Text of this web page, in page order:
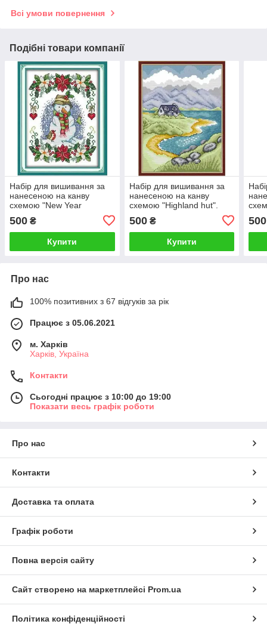
Всі умови повернення
Подібні товари компанії
Набір для вишивання за
нанесеною на канву
схемою "New Year
printed, 21*29 см
500 ₴
Купити
Набір для вишивання за
нанесеною на канву
схемою "Highland hut".
AIDA 14CT printed 21*29
см
500₴
Купити
500
Про нас
100% позитивних з 67 відгуків за рік
Працює з 05.06.2021
м. Харків
Харків, Україна
Контакти
Сьогодні працює з 10:00 до 19:00
Показати весь графік роботи
Про нас
Контакти
Доставка та оплата
Графік роботи
Повна версія сайту
Сайт створено на маркетплейсі Prom.ua
Політика конфіденційності